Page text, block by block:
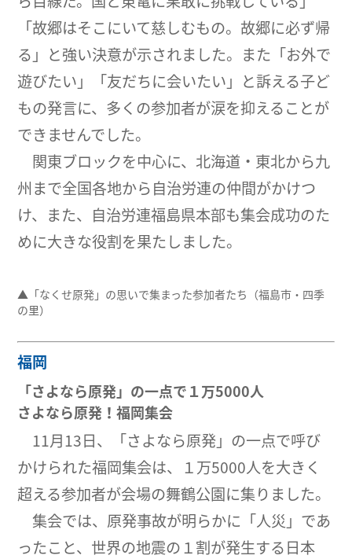
「故郷はそこにいて慈しむもの。故郷に必ず帰
る」と強い決意が示されました。また「お外で
遊びたい」「友だちに会いたい」と訴える子ど
もの発言に、多くの参加者が涙を抑えることが
できませんでした。
関東ブロックを中心に、北海道・東北から九
州まで全国各地から自治労連の仲間がかけつ
け、また、自治労連福島県本部も集会成功のた
めに大きな役割を果たしました。
▲「なくせ原発」の思いで集まった参加者たち（福島市・四季
の里）
福岡
「さよなら原発」の一点で１万5000人
さよなら原発！福岡集会
11月13日、「さよなら原発」の一点で呼び
かけられた福岡集会は、１万5000人を大きく
超える参加者が会場の舞鶴公園に集りました。
集会では、原発事故が明らかに「人災」であ
ったこと、世界の地震の１割が発生する日本